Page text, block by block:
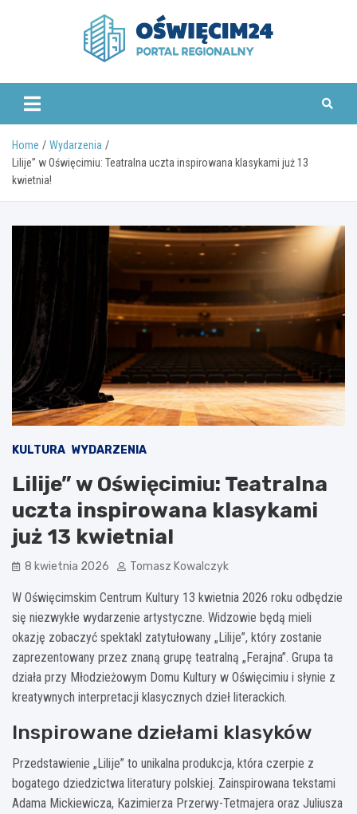
www.oswiecim24.pl
Home
Wydarzenia
Lilije” w Oświęcimiu: Teatralna uczta inspirowana klasykami już 13
kwietnia!
KULTURA WYDARZENIA
Lilije” w Oświęcimiu: Teatralna
uczta inspirowana klasykami
już 13 kwietnia!
8 kwietnia 2026 Tomasz Kowalczyk
W Oświęcimskim Centrum Kultury 13 kwietnia 2026 roku odbędzie
się niezwykłe wydarzenie artystyczne. Widzowie będą mieli
okazję zobaczyć spektakl zatytułowany „Lilije”, który zostanie
zaprezentowany przez znaną grupę teatralną „Ferajna”. Grupa ta
działa przy Młodzieżowym Domu Kultury w Oświęcimiu i słynie z
kreatywnych interpretacji klasycznych dzieł literackich.
Inspirowane dziełami klasyków
Przedstawienie „Lilije” to unikalna produkcja, która czerpie z
bogatego dziedzictwa literatury polskiej. Zainspirowana tekstami
Adama Mickiewicza, Kazimierza Przerwy-Tetmajera oraz Juliusza